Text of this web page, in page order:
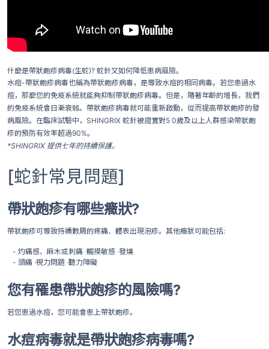
什麼是帶狀皰疹病毒(生蛇)? 蛇針又如何降低患病風險。
水痘-帶狀皰疹病毒也稱為帶狀皰疹病毒，是導致水痘的相同病毒。若您患過水
痘，那麼您的免疫系統就能夠抑制帶狀皰疹病毒。但是，隨著年齡的增長，我們
的免疫系統會日漸衰弱。帶狀皰疹病毒就可能重新啟動，從而提高帶狀皰疹的發
病風險。在臨床試驗中，SHINGRIX 蛇針被證實對5 0歲及以上人群感染帶狀皰
疹的預防有效率超過90%。
*SHINGRIX 提供七年的持續保護。
[蛇針常見問題]
帶狀皰疹有哪些癥狀?
帶狀皰疹可導致持續數周的疼痛、體表出現泡疹。其他癥狀可能包括:
- 灼痛感、麻木或刺痛 ‧觸摸敏感 ‧發燒
- 頭痛 ‧視力問題 ‧聽力障礙
您有罹患帶狀皰疹的風險嗎?
若您患過水痘，您可能會患上帶狀皰疹。
水痘病毒就是帶狀皰疹病毒嗎?